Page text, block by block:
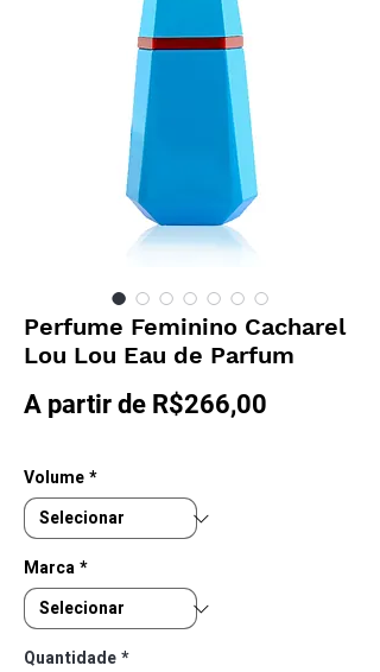
Perfume Feminino Cacharel
Lou Lou Eau de Parfum
A partir de R$266,00
Volume*
Marca*
Quantidade*